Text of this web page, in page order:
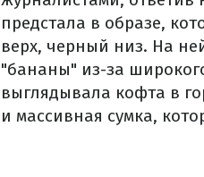
предстала в образе,
верх, черный низ. На
"бананы" из-за
выглядывала кофта в
и массивная сумка,